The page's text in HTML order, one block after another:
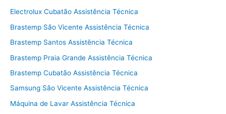
Electrolux Cubatão Assistência Técnica
Brastemp São Vicente Assistência Técnica
Brastemp Santos Assistência Técnica
Brastemp Praia Grande Assistência Técnica
Brastemp Cubatão Assistência Técnica
Samsung São Vicente Assistência Técnica
Máquina de Lavar Assistência Técnica